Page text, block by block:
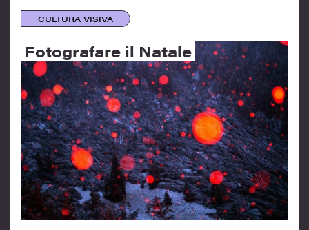
CULTURA VISIVA
Fotografare il Natale